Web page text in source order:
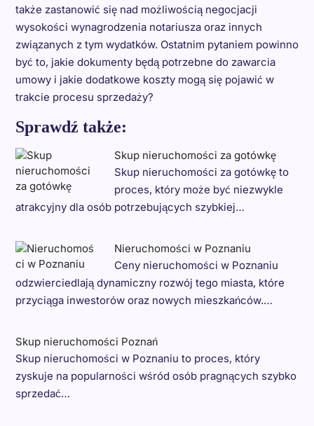
także zastanowić się nad możliwością negocjacji
wysokości wynagrodzenia notariusza oraz innych
związanych z tym wydatków. Ostatnim pytaniem powinno
być to, jakie dokumenty będą potrzebne do zawarcia
umowy i jakie dodatkowe koszty mogą się pojawić w
trakcie procesu sprzedaży?
Sprawdź także:
Skup nieruchomości za gotówkę
Skup nieruchomości za gotówkę to
proces, który może być niezwykle
atrakcyjny dla osób potrzebujących szybkiej…
Nieruchomości w Poznaniu
Ceny nieruchomości w Poznaniu
odzwierciedlają dynamiczny rozwój tego miasta, które
przyciąga inwestorów oraz nowych mieszkańców.…
Skup nieruchomości Poznań
Skup nieruchomości w Poznaniu to proces, który
zyskuje na popularności wśród osób pragnących szybko
sprzedać…